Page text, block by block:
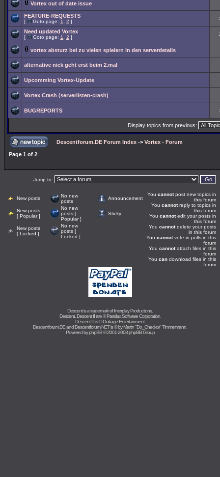
Vortex out of date issue
FEATURE-REQUESTS
[ Goto page: 1 2 ]
Need updated Vortex
[ Goto page: 1 2 ]
vortex absturz bei zu vielen spielern in den serverdetails
alternative nick geht erst beim 2.mal
Upcomming Vortex-Update
Vortex Crash (serverlisten-crash)
BUGREPORTS
Display topics from previous:
Descentforum.DE Forum Index -> Vortex - Forum
Page 1 of 2
Jump to:
New posts
No new
posts
Announcement
New posts
[ Popular ]
No new
posts [
Popular ]
Sticky
New posts
[ Locked ]
No new
posts [
Locked ]
You cannotpost new topics in
this forum
You cannotreply to topics in
this forum
You cannotedit your posts in
this forum
You cannotdelete your posts
in this forum
You cannotvote in polls in this
forum
You cannotattach files in this
forum
You can download files in this
forum
Descent is a trademark ofInterplay Productions.
Descent, Descent II are ©Parallax Software Corporation.
Descent III is ©Outrage Entertainment.
Descentforum.DE and Descentforum.NET is © byMartin "Do_Checkor" Timmermann
Powered byphpBB© 2001-2008 phpBB Group